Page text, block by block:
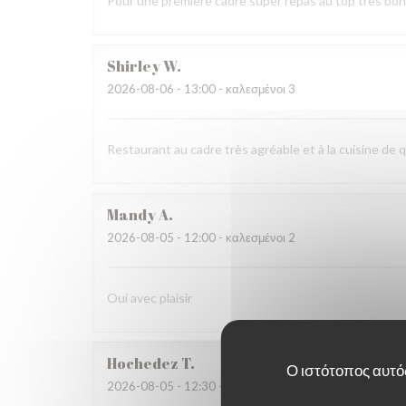
Ο ιστότοπος
ShirleyW
2026-08-06 - 13:00 - καλεσμένοι 3
Restaurant au cadre très agréable et à la cuisine de
MandyA
2026-08-05 - 12:00 - καλεσμένοι 2
Oui avec plaisir
Hochedez T
2026-08-05 - 12:30 - καλεσμένοι 2